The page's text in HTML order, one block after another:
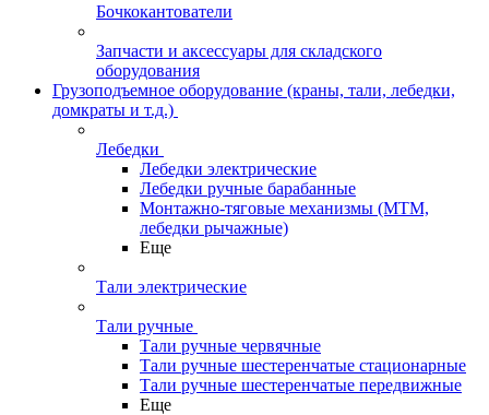
Бочкокантователи
Запчасти и аксессуары для складского
оборудования
Грузоподъемное оборудование (краны, тали, лебедки,
домкраты и т.д.)
Лебедки
Лебедки электрические
Лебедки ручные барабанные
Монтажно-тяговые механизмы (МТМ,
лебедки рычажные)
Еще
Тали электрические
Тали ручные
Тали ручные червячные
Тали ручные шестеренчатые стационарные
Тали ручные шестеренчатые передвижные
Еще